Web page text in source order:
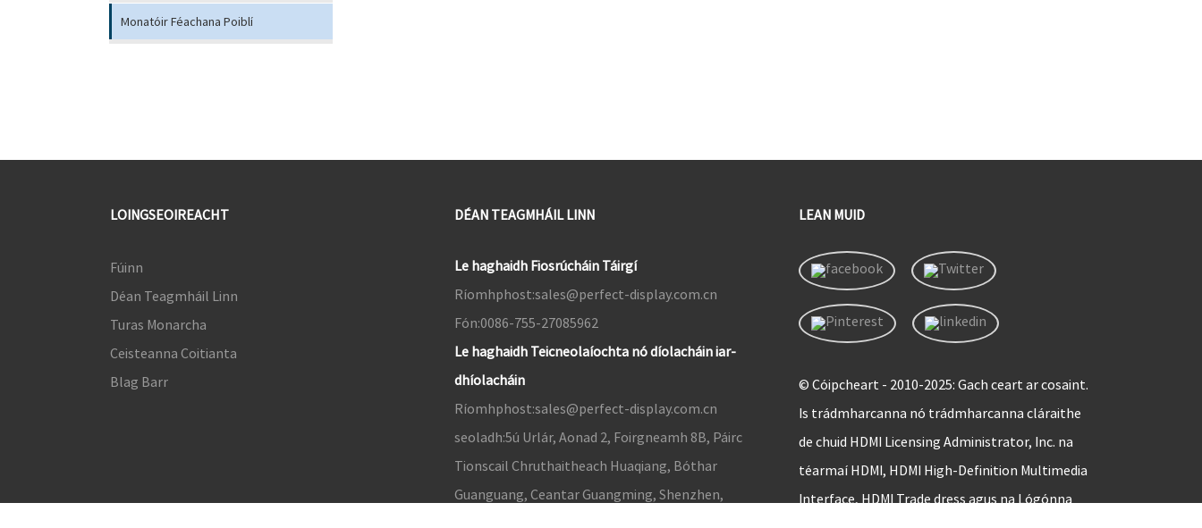
Monatóir Féachana Poiblí
LOINGSEOIREACHT
Fúinn
Déan Teagmháil Linn
Turas Monarcha
Ceisteanna Coitianta
Blag Barr
DÉAN TEAGMHÁIL LINN
Le haghaidh Fiosrúcháin Táirgí
Ríomhphost:sales@perfect-display.com.cn
Fón:0086-755-27085962
Le haghaidh Teicneolaíochta nó díolacháin iar-
dhíolacháin
Ríomhphost:sales@perfect-display.com.cn
seoladh:5ú Urlár, Aonad 2, Foirgneamh 8B, Páirc
Tionscail Chruthaitheach Huaqiang, Bóthar
Guanguang, Ceantar Guangming, Shenzhen,
LEAN MUID
© Cóipcheart - 2010-2025: Gach ceart ar cosaint.
Is trádmharcanna nó trádmharcanna cláraithe
de chuid HDMI Licensing Administrator, Inc. na
téarmaí HDMI, HDMI High-Definition Multimedia
Interface, HDMI Trade dress agus na Lógónna